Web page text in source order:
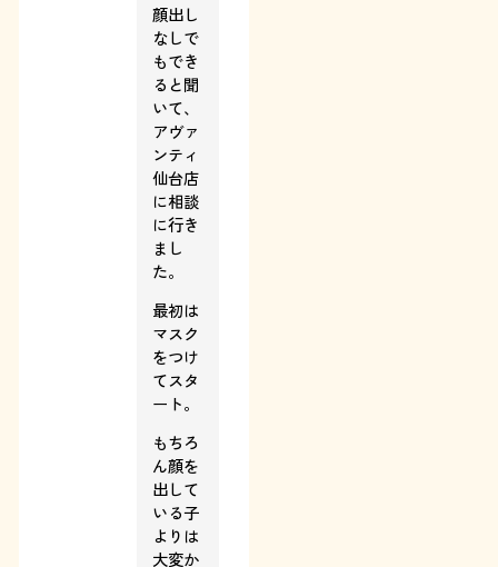
顔出し
なしで
もでき
ると聞
いて、
アヴァ
ンティ
仙台店
に相談
に行き
まし
た。
最初は
マスク
をつけ
てスタ
ート。
もちろ
ん顔を
出して
いる子
よりは
大変か